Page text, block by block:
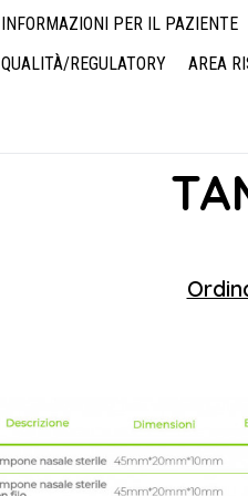
INFORMAZIONI PER IL PAZIENTE
QUALITÀ/REGULATORY AREA